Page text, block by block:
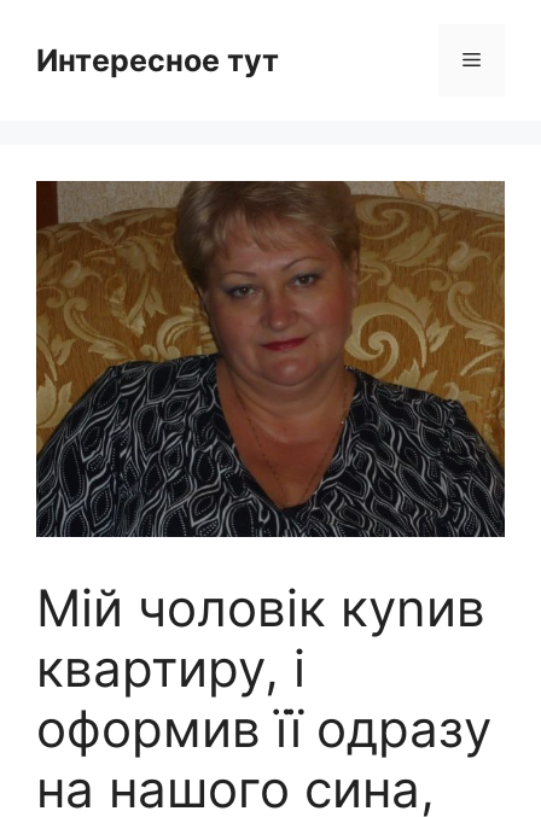
contentИнтересное тут Menu
Мій чоловік куnив
квартиру, і
оформив її одразу
на нашого сина,